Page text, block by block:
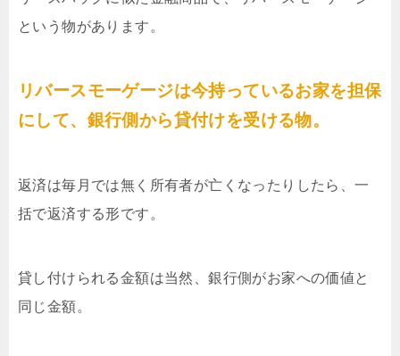
という物があります。
リバースモーゲージは今持っているお家を担保
にして、銀行側から貸付けを受ける物。
返済は毎月では無く所有者が亡くなったりしたら、一
括で返済する形です。
貸し付けられる金額は当然、銀行側がお家への価値と
同じ金額。